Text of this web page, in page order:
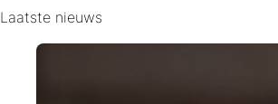
Laatste nieuws